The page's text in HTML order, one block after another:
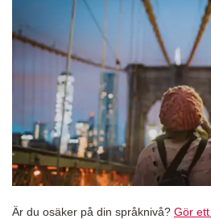
Är du osäker på din språknivå? Gör